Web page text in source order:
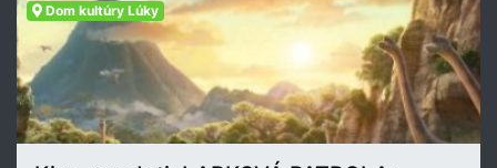
Dom kultúry Lúky